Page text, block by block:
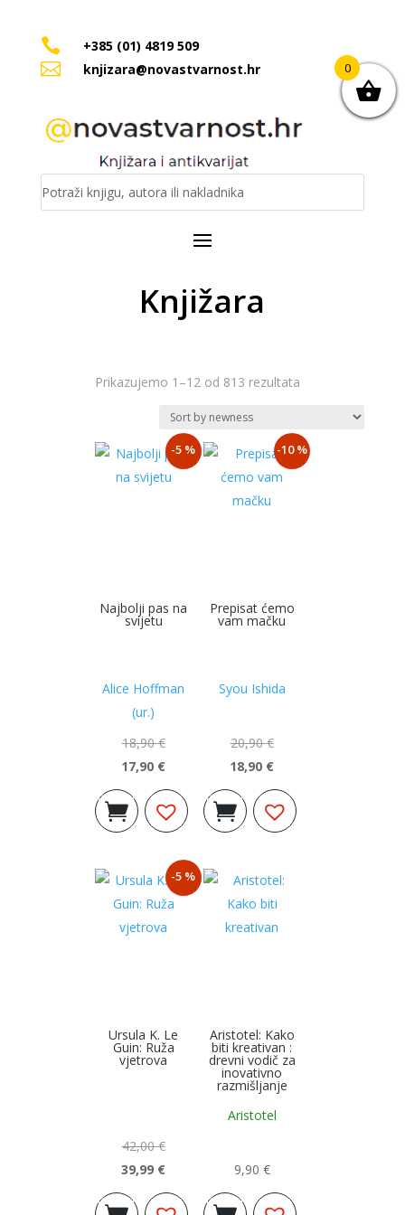
 +385 (01) 4819 509
 knjizara@novastvarnost.hr
Knjižara
Prikazujemo 1–12 od 813 rezultataPoredano
najnovijem
-5 %
Najbolji pas na
svijetu
Alice Hoffman
(ur.)
18,90€
Izvorna
cijena
bila
18,90 €.
17,90 €
Trenutna
cijena
je:
17,90 €.
Dodaj u
košaricu
-10 %
Prepisat ćemo
vam mačku
Syou Ishida
20,90€
Izvorna
cijena
bila
20,90 €.
18,90 €
Trenutna
cijena
je:
Dodaj u
košaricu
-5 %
Ursula K. Le
Guin: Ruža
vjetrova
42,00€
Izvorna
39,99 €
Trenutna
Dodaj u
Aristotel: Kako
biti kreativan :
drevni vodič za
inovativno
razmišljanje
Aristotel
9,90 €
Dodaj u
0